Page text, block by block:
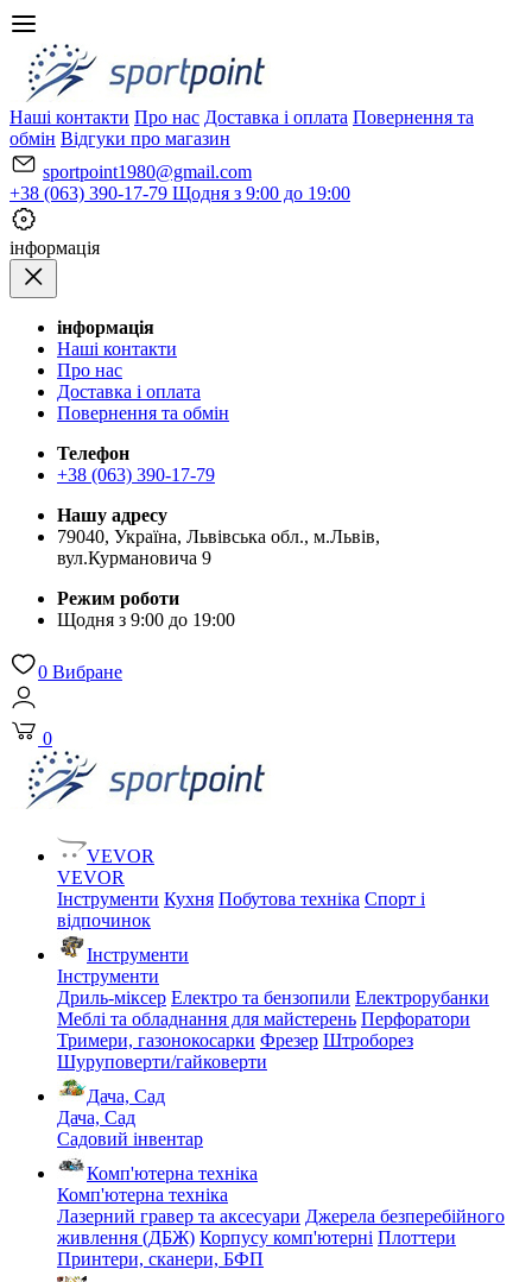
Наші контакти Про нас Доставка і оплата Повернення та
обмін Відгуки про магазин
sportpoint1980@gmail.com
+38 (063) 390-17-79 Щодня з 9:00 до 19:00
iнформація
iнформація
Наші контакти
Про нас
Доставка і оплата
Повернення та обмін
Телефон
+38 (063) 390-17-79
Нашу адресу
79040, Україна, Львівська обл., м.Львів,
вул.Курмановича 9
Режим роботи
Щодня з 9:00 до 19:00
0 Вибране
0
VEVOR
VEVOR
Інструменти Кухня Побутова техніка Спорт і
відпочинок
Інструменти
Інструменти
Дриль-міксер Електро та бензопили Електрорубанки
Меблі та обладнання для майстерень Перфоратори
Тримери, газонокосарки Фрезер Штроборез
Шуруповерти/гайковерти
Дача, Сад
Дача, Сад
Садовий інвентар
Комп'ютерна техніка
Комп'ютерна техніка
Лазерний гравер та аксесуари Джерела безперебійного
живлення (ДБЖ) Корпусу комп'ютерні Плоттери
Принтери, сканери, БФП